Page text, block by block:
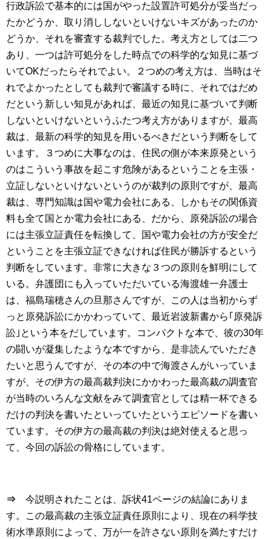
行政訴訟で基本的には国がやった設置許可処分が妥当だっ
たかどうか、取り消ししないといけないキズがあったのか
どうか、それを審査する裁判でした。考え方としては二つ
あり、一つは許可処分をした時点での科学的な知見に基づ
いてOKだったらそれでよい。２つめの考え方は、当時はそ
れでよかったとしても裁判で審議する時に、それではだめ
だという新しい知見があれば、最近の知見に基づいて判断
しないといけないというふたつ考え方がありますが、最高
裁は、最新の科学的知見を用いるべきだという判断をして
います。３つめに大事なのは、住民の側が本来原発という
のはこういう事故を起こす危険があるということを主張・
立証しないといけないというのが裁判の原則ですが、最高
裁は、専門知識は国や電力会社にある、しかもその関係資
料も全て国とか電力会社にある、だから、原発訴訟の場合
には主張立証責任を転換して、国や電力会社の方が安全だ
ということを主張立証できなければ住民が勝訴するという
判断をしています。非常に大きな３つの原則を鮮明にして
いる。弁護団にも入っていただいている海渡雄一弁護士
は、福島瑞穂さんの旦那さんですが、この人は当初からず
っと原発訴訟にかかわっていて、最近岩波新書から｢原発訴
訟｣という本をだしています。コンパクトな本で、彼の30年
の闘いが凝集したような本ですから、是非読んでいただき
たいと思うんですが、その本の中で海渡さんがいっていま
すが、その伊方の最高裁判決にかかわった最高裁の調査官
が当時のいろんな文献をみて調査官としては精一杯できる
だけの判決を書いたといっていたというエピソードを書い
ています。その伊方の最高裁の判決は絶対使えると思っ
て、今回の訴訟の骨格にしています。
⇒ 今説明されたことは、訴状41ページの結論にありま
す。この最高裁の主張立証責任原則により、現在の科学技
術水準原則によって、万が一を許さない原則を満たすだけ